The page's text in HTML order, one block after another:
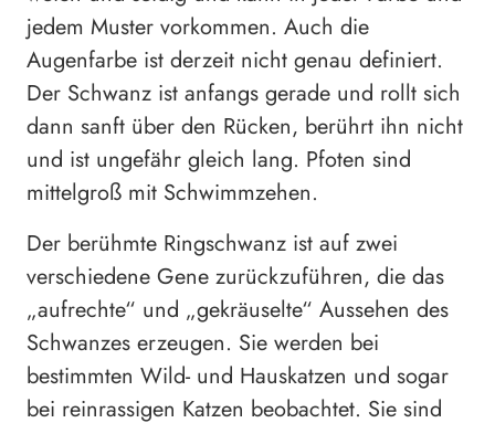
jedem Muster vorkommen. Auch die
Augenfarbe ist derzeit nicht genau definiert.
Der Schwanz ist anfangs gerade und rollt sich
dann sanft über den Rücken, berührt ihn nicht
und ist ungefähr gleich lang. Pfoten sind
mittelgroß mit Schwimmzehen.
Der berühmte Ringschwanz ist auf zwei
verschiedene Gene zurückzuführen, die das
„aufrechte“ und „gekräuselte“ Aussehen des
Schwanzes erzeugen. Sie werden bei
bestimmten Wild- und Hauskatzen und sogar
bei reinrassigen Katzen beobachtet. Sie sind